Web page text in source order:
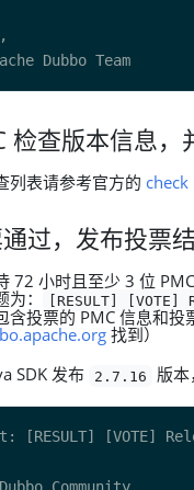
检查版本信息，
列表请参考官方的 check
过，发布投票
72 小时且至少 3 位
：
[RESULT]
含投票的 PMC 信息和
找到）
SDK 发布
2.7.16 版